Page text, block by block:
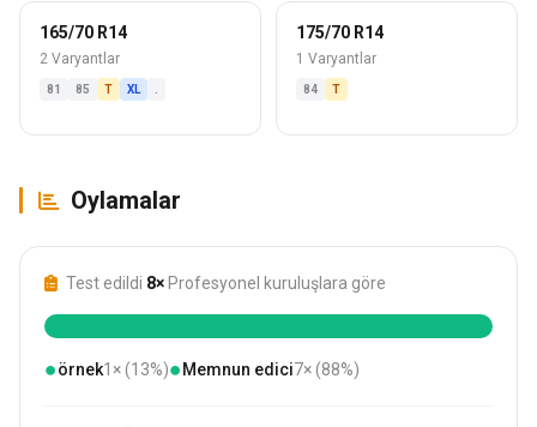
165/70 R14
2 Varyantlar
81 85 T XL
175/70 R14
1 Varyantlar
84 T
Oylamalar
Test edildi 8× Profesyonel kuruluşlara göre
●örnek1× (13%)● Memnun edici7× (88%)